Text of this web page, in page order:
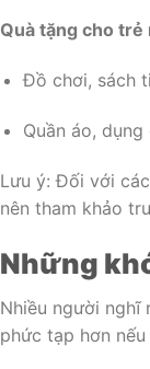
Quà tặng cho trẻ
Đồ chơi, sách
Quần áo,
Lưu ý: Đối với
nên tham khảo
Những
Nhiều người nghĩ
phức tạp hơn